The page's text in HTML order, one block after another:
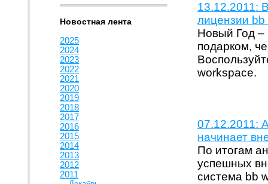
Новостная лента
2025
2024
2023
2022
2021
2020
2019
2018
2017
2016
2015
2014
2013
2012
2011
13.12.2011:
лицензии bb
Новый Год –
подарком,
workspace.
07.12.2011:
начинает
По итогам
успешных
система bb